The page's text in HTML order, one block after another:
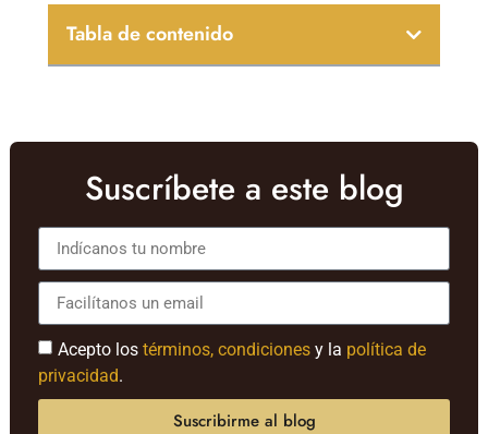
Tabla de contenido
Suscríbete a este blog
Acepto lostérminos, condiciones y la política de
privacidad.
Suscribirme al blog